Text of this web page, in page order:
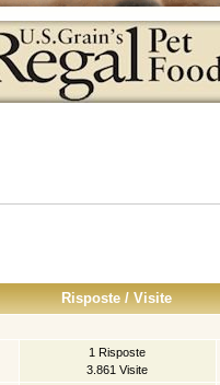
Risposte/Visite
1 Risposte
3.861 Visite